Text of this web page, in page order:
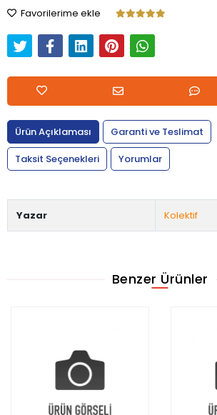
Favorilerime ekle
Ürün Açıklaması
Garanti ve Teslimat
Taksit Seçenekleri
Yorumlar
Yazar Kolektif
Benzer Ürünler